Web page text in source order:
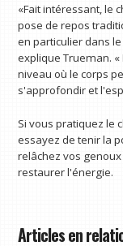
«Fait intéressant, le
pose de repos
en particulier dans
explique Trueman.
niveau où le corps
s'approfondir et
Si vous pratiquez le
essayez de tenir la
relâchez vos
restaurer l'énergie.
Articles en